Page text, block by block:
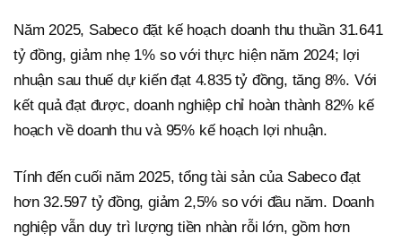
Năm 2025, Sabeco đặt kế hoạch doanh thu thuần 31.641
tỷ đồng, giảm nhẹ 1% so với thực hiện năm 2024; lợi
nhuận sau thuế dự kiến đạt 4.835 tỷ đồng, tăng 8%. Với
kết quả đạt được, doanh nghiệp chỉ hoàn thành 82% kế
hoạch về doanh thu và 95% kế hoạch lợi nhuận.
Tính đến cuối năm 2025, tổng tài sản của Sabeco đạt
hơn 32.597 tỷ đồng, giảm 2,5% so với đầu năm. Doanh
nghiệp vẫn duy trì lượng tiền nhàn rỗi lớn, gồm hơn